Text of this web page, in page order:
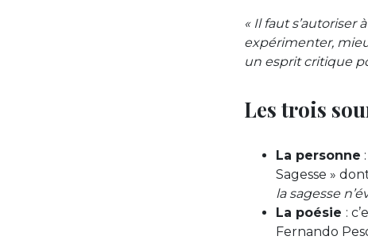
« Il faut s’autoriser
expérimenter,
un esprit critique
Les trois
La personne
Sagesse »
la sagesse
La poésie :
Fernando